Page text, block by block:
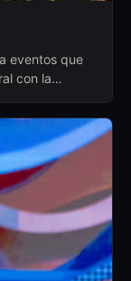
eventos que
con la